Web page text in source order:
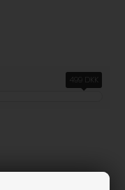
499 DKK